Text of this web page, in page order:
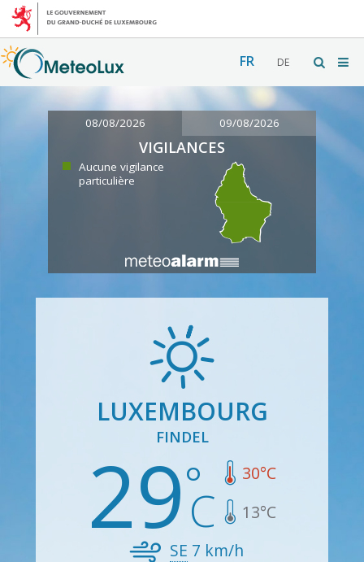
FR DE
08/08/2026 09/08/2026
VIGILANCES
Aucune vigilance
particulière
LUXEMBOURG
FINDEL
29 30°C
13°C
SE 7 km/h